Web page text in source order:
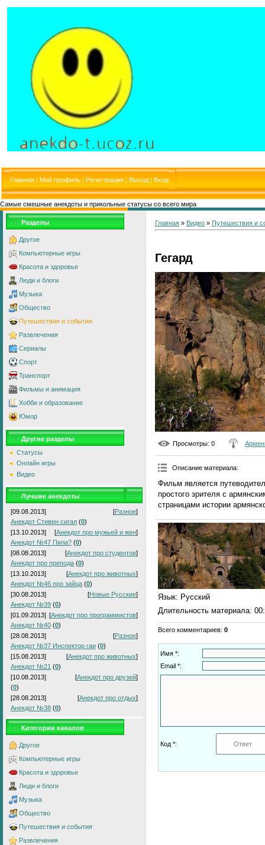
Главная | Мой профиль | Регистрация | Выход | Вход
Самые смешные анекдоты и прикольные статусы со всего мира
Разделы
Другое
Компьютерные игры
Красота и здоровье
Люди и блоги
Музыка
Общество
Путешествия и события
Развлечения
Сериалы
Спорт
Транспорт
Фильмы и анимация
Хобби и образование
Юмор
Другие разделы
Статусы
Онлайн игры
Видео
Лучшие анекдоты
[09.08.2013] [Разное]
Анекдот Стивен сигал (0)
[13.10.2013]
[Анекдот про мужьей и жен]
Анекдот №47 Пила? (0)
[08.08.2013]
[Анекдот про студентов]
Анекдот про препода (0)
[13.10.2013]
[Анекдот про животных]
Анекдот №46 про зайца (0)
[30.08.2013]
[Новые Русские]
Анекдот №39 (0)
[01.09.2013] [Анекдот про программистов]
Анекдот №40 (0)
[28.08.2013]
[Разное]
Анекдот №37 Инспектор гаи (0)
[15.08.2013]
[Анекдот про животных]
Анекдот №21 (0)
[10.08.2013]
[Анекдот про друзей]
(0)
[28.08.2013]
[Анекдот про отдых]
Анекдот №38 (0)
Категории каналов
Другое
Компьютерные игры
Красота и здоровье
Люди и блоги
Музыка
Общество
Путешествия и события
Развлечения
Главная » Видео » Путешествия и
Гегард
Просмотры: 0
Описание материала:
Фильм является
простого зрителя с
страницами истории
Язык: Русский
Длительность материала:
Всего комментариев: 0
Имя *:
Email *:
Код *: